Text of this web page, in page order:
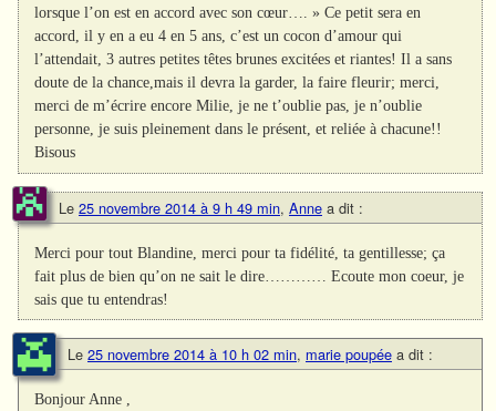
lorsque l’on est en accord avec son cœur…. » Ce petit sera en
accord, il y en a eu 4 en 5 ans, c’est un cocon d’amour qui
l’attendait, 3 autres petites têtes brunes excitées et riantes! Il a sans
doute de la chance,mais il devra la garder, la faire fleurir; merci,
merci de m’écrire encore Milie, je ne t’oublie pas, je n’oublie
personne, je suis pleinement dans le présent, et reliée à chacune!!
Bisous
Le 25 novembre 2014 à 9 h 49 min, Anne a dit :
Merci pour tout Blandine, merci pour ta fidélité, ta gentillesse; ça
fait plus de bien qu’on ne sait le dire………… Ecoute mon coeur, je
sais que tu entendras!
Le 25 novembre 2014 à 10 h 02 min, marie poupée a dit :
Bonjour Anne ,